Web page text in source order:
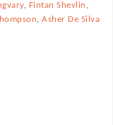
, Fintan Shevlin ,
,Asher De Silva